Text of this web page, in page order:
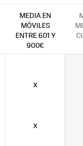
MEDIA EN
MÓVILES
ENTRE 601 Y
900€
x
x